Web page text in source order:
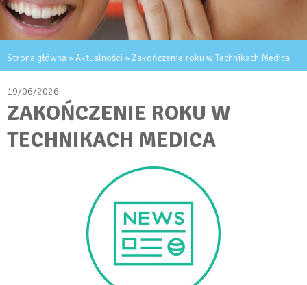
Strona główna»Aktualności » Zakończenie roku w Technikach Medica
19/06/2026
ZAKOŃCZENIE ROKU W
TECHNIKACH MEDICA